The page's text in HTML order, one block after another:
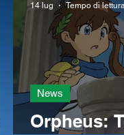
Orpheus:
News
14 lug
Tempo di